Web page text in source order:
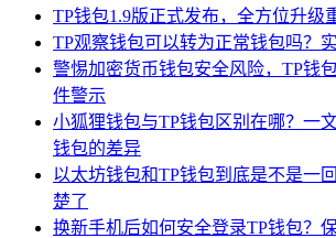
TP钱包1.9版正式发布，全方位升级
TP观察钱包可以转为正常钱包吗？
警惕加密货币钱包安全风险，TP钱
件警示
小狐狸钱包与TP钱包区别在哪？一
钱包的差异
以太坊钱包和TP钱包到底是不是一
楚了
换新手机后如何安全登录TP钱包？